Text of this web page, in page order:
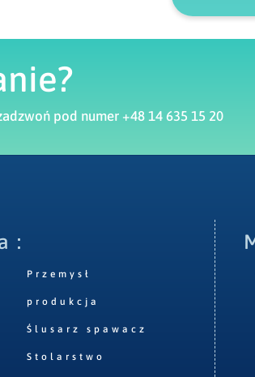
pod numer +48 14 635 15 20
:
Przemysł
produkcja
Ślusarz spawacz
Stolarstwo